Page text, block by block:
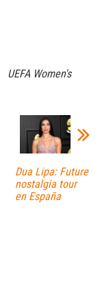
UEFA Women's
Dua Lipa: Future
nostalgia tour
en España